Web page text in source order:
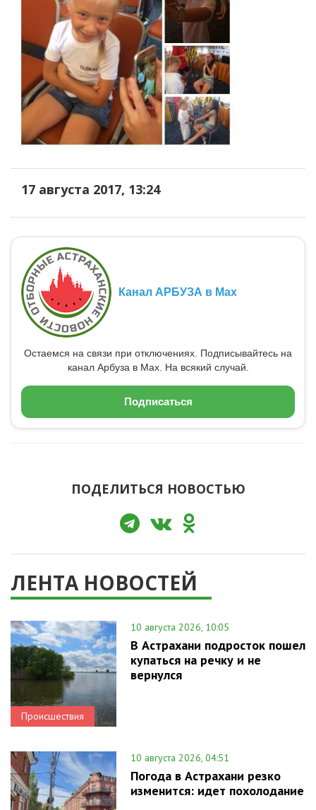
17 августа 2017, 13:24
Канал АРБУЗА в Max
Остаемся на связи при отключениях. Подписывайтесь на
канал Арбуза в Max. На всякий случай.
Подписаться
ПОДЕЛИТЬСЯ НОВОСТЬЮ
ЛЕНТА НОВОСТЕЙ
Происшествия
10 августа 2026, 10:05
В Астрахани подросток пошел
купаться на речку и не
вернулся
10 августа 2026, 04:51
Погода в Астрахани резко
изменится: идет похолодание